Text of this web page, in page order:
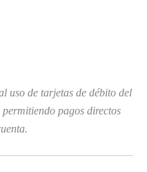
uso de tarjetas de débito del
pagos directos